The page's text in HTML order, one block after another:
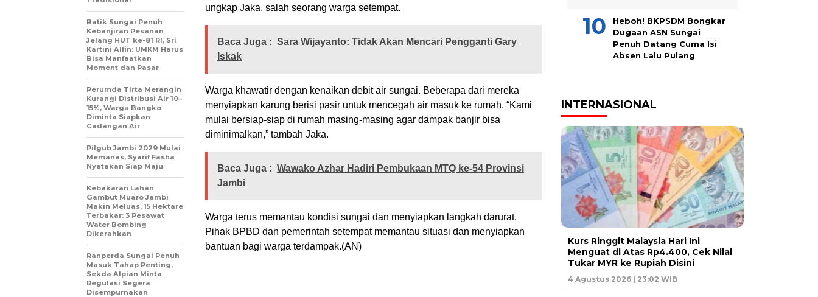
ungkap Jaka, salah seorang warga setempat.
Baca Juga : Sara Wijayanto: Tidak Akan Mencari Pengganti Gary
Iskak
Warga khawatir dengan kenaikan debit air sungai. Beberapa dari mereka
menyiapkan karung berisi pasir untuk mencegah air masuk ke rumah. “Kami
mulai bersiap-siap di rumah masing-masing agar dampak banjir bisa
diminimalkan,” tambah Jaka.
Baca Juga : Wawako Azhar Hadiri Pembukaan MTQ ke-54 Provinsi
Jambi
Warga terus memantau kondisi sungai dan menyiapkan langkah darurat.
Pihak BPBD dan pemerintah setempat memantau situasi dan menyiapkan
bantuan bagi warga terdampak.(AN)
Batik Sungai Penuh
Kebanjiran Pesanan
Jelang HUT ke-81 RI, Sri
Kartini Alfin: UMKM Harus
Bisa Manfaatkan
Moment dan Pasar
Perumda Tirta Merangin
Kurangi Distribusi Air 10–
15%, Warga Bangko
Diminta Siapkan
Cadangan Air
Pilgub Jambi 2029 Mulai
Memanas, Syarif Fasha
Nyatakan Siap Maju
Kebakaran Lahan
Gambut Muaro Jambi
Makin Meluas, 15 Hektare
Terbakar: 3 Pesawat
Water Bombing
Dikerahkan
Ranperda Sungai Penuh
Masuk Tahap Penting,
Sekda Alpian Minta
Regulasi Segera
Disempurnakan
Heboh! BKPSDM Bongkar
Dugaan ASN Sungai
Penuh Datang Cuma Isi
Absen Lalu Pulang
INTERNASIONAL
Kurs Ringgit Malaysia Hari Ini
Menguat di Atas Rp4.400, Cek Nilai
Tukar MYR ke Rupiah Disini
4 Agustus 2026 | 23:02 WIB